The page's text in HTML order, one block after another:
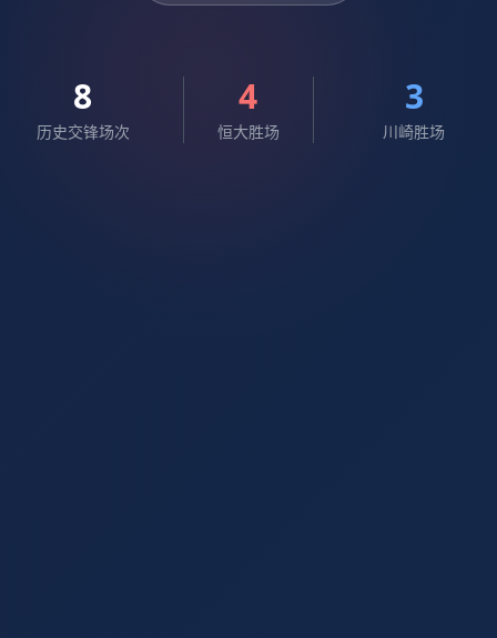
8
历史交锋场次
4
恒大胜场
3
川崎胜场